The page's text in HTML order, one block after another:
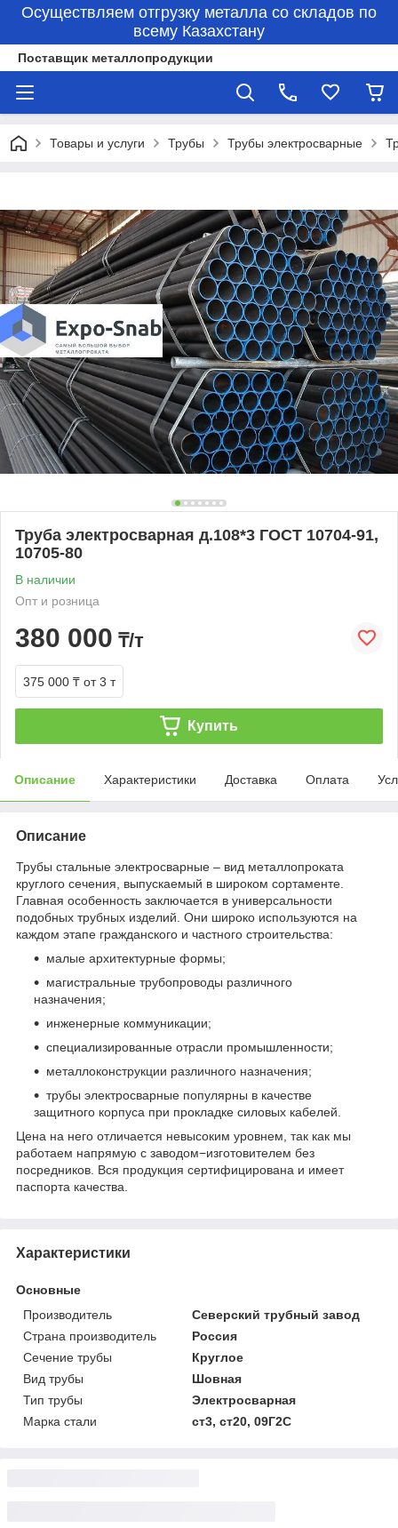
Осуществляем отгрузку металла со складов по
всему Казахстану
Поставщик металлопродукции
Товары и услуги Трубы Трубы электросварные
Труба электросварная д.108*3 ГОСТ 10704-91,
10705-80
В наличии
Опт и розница
380 000 ₸/т
375 000 ₸ от 3 т
Купить
Описание Характеристики Доставка Оплата
Описание
Трубы стальные электросварные – вид металлопроката
круглого сечения, выпускаемый в широком сортаменте.
Главная особенность заключается в универсальности
подобных трубных изделий. Они широко используются на
каждом этапе гражданского и частного строительства:
малые архитектурные формы;
магистральные трубопроводы различного
назначения;
инженерные коммуникации;
специализированные отрасли промышленности;
металлоконструкции различного назначения;
трубы электросварные популярны в качестве
защитного корпуса при прокладке силовых кабелей.
Цена на него отличается невысоким уровнем, так как мы
работаем напрямую с заводом−изготовителем без
посредников. Вся продукция сертифицирована и имеет
паспорта качества.
Характеристики
Основные
Производитель
Северский трубный завод
Страна производитель
Россия
Сечение трубы
Круглое
Вид трубы
Шовная
Тип трубы
Электросварная
Марка стали
ст3, ст20, 09Г2С